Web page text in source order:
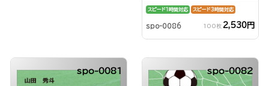
スピード1時間対応 スピード3時間対応
spo-0086 100枚 2,530円
spo-0081 spo-0082